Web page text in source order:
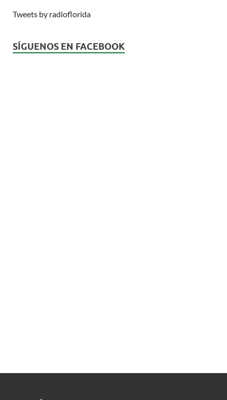
Tweets by radioflorida
SÍGUENOS EN FACEBOOK